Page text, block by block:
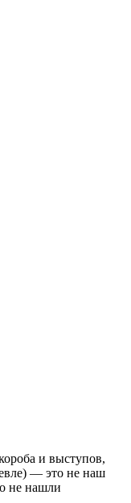
и выступов,
— это не наш
не нашли